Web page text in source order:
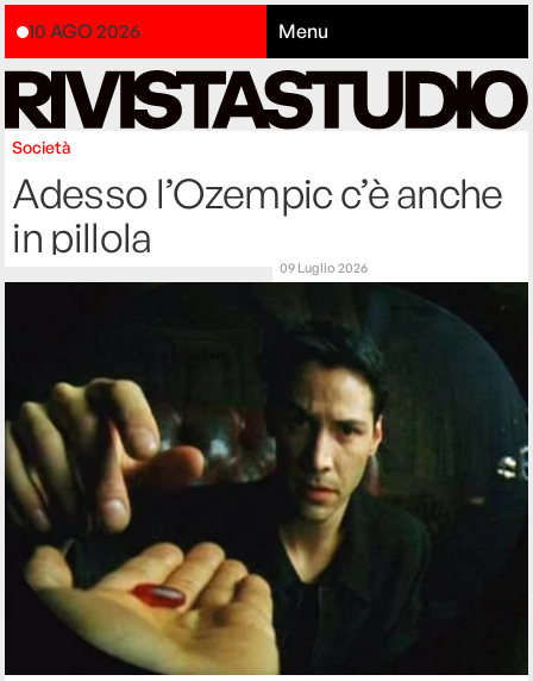
10 AGO 2026 Menu
Società
Adesso l’Ozempic c’è anche
in pillola
09 Luglio 2026